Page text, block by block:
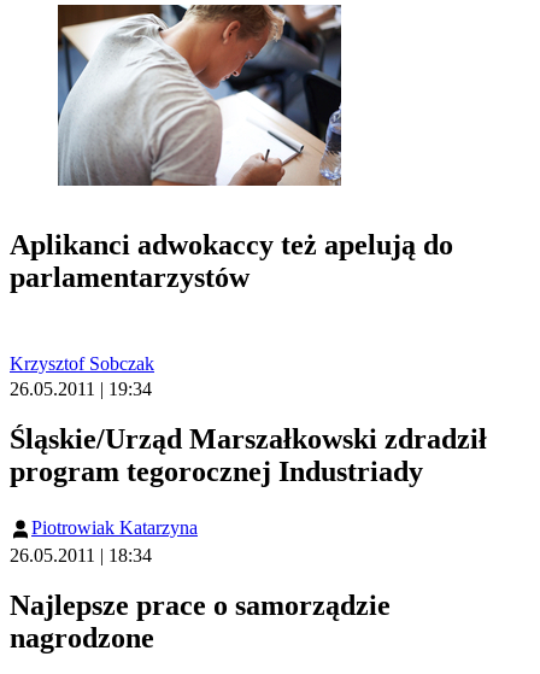
Aplikanci adwokaccy też apelują do
parlamentarzystów
Krzysztof Sobczak
26.05.2011 | 19:34
Śląskie/Urząd Marszałkowski zdradził
program tegorocznej Industriady
Piotrowiak Katarzyna
26.05.2011 | 18:34
Najlepsze prace o samorządzie
nagrodzone